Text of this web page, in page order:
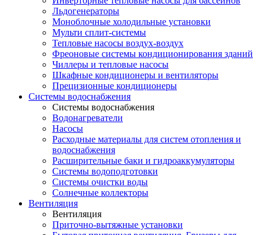
Льдогенераторы
Моноблочные холодильные установки
Мульти сплит-системы
Тепловые насосы воздух-воздух
Фреоновые системы кондиционирования зданий
Чиллеры и тепловые насосы
Шкафные кондиционеры и вентиляторы
Прецизионные кондиционеры
Системы водоснабжения
Системы водоснабжения
Водонагреватели
Насосы
Расходные материалы для систем отопления и
водоснабжения
Расширительные баки и гидроаккумуляторы
Системы водоподготовки
Системы очистки воды
Солнечные коллекторы
Вентиляция
Вентиляция
Приточно-вытяжные установки